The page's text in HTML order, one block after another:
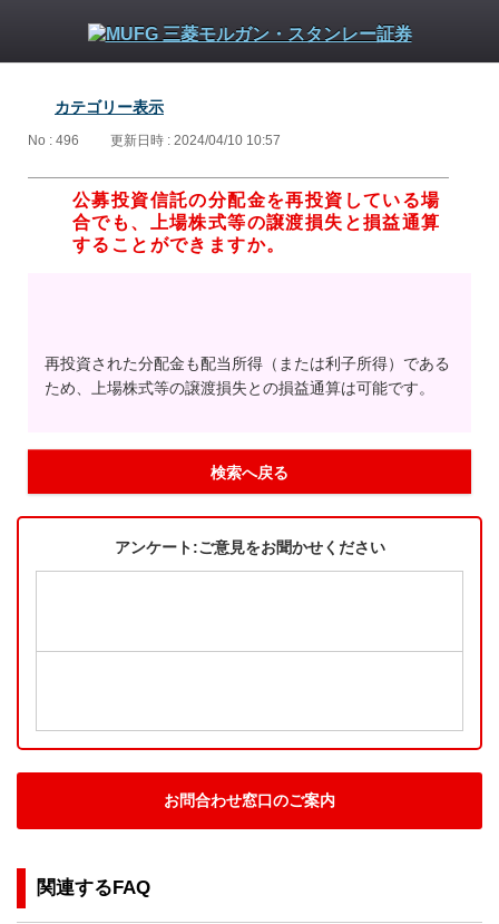
カテゴリー表示
No : 496 更新日時 : 2024/04/10 10:57
公募投資信託の分配金を再投資している場
合でも、上場株式等の譲渡損失と損益通算
することができますか。
再投資された分配金も配当所得（または利子所得）である
ため、上場株式等の譲渡損失との損益通算は可能です。
検索へ戻る
アンケート:ご意見をお聞かせください
お問合わせ窓口のご案内
関連するFAQ